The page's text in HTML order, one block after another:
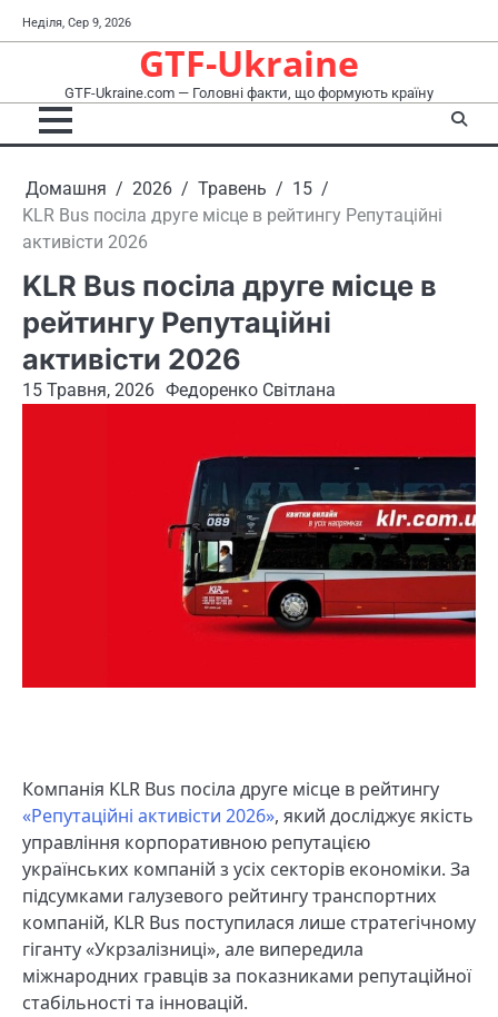
до
Неділя, Сер 9, 2026
GTF-Ukraine
GTF-Ukraine.com — Головні факти, що формують країну
Домашня 2026 Травень
15
KLR Bus посіла друге місце в рейтингу Репутаційні
активісти 2026
KLR Bus посіла друге місце в
рейтингу Репутаційні
активісти 2026
15 Травня, 2026 Федоренко Світлана
Компанія KLR Bus посіла друге місце в рейтингу
«Репутаційні активісти 2026», який досліджує якість
управління корпоративною репутацією
українських компаній з усіх секторів економіки. За
підсумками галузевого рейтингу транспортних
компаній, KLR Bus поступилася лише стратегічному
гіганту «Укрзалізниці», але випередила
міжнародних гравців за показниками репутаційної
стабільності та інновацій.